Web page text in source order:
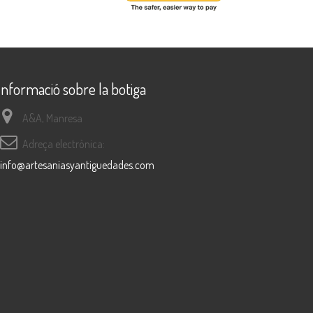
sobre la botiga
A&A, Manresa
Adreça electrònica:
info@artesaniasyantiguedades.com